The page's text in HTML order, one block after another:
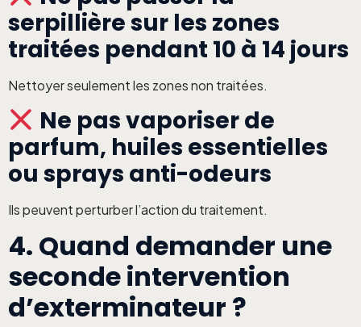
serpillière sur les zones
traitées pendant 10 à 14 jours
Nettoyer seulement les zones non traitées.
Ne pas vaporiser de
parfum, huiles essentielles
ou sprays anti-odeurs
Ils peuvent perturber l’action du traitement.
4. Quand demander une
seconde intervention
d’exterminateur ?